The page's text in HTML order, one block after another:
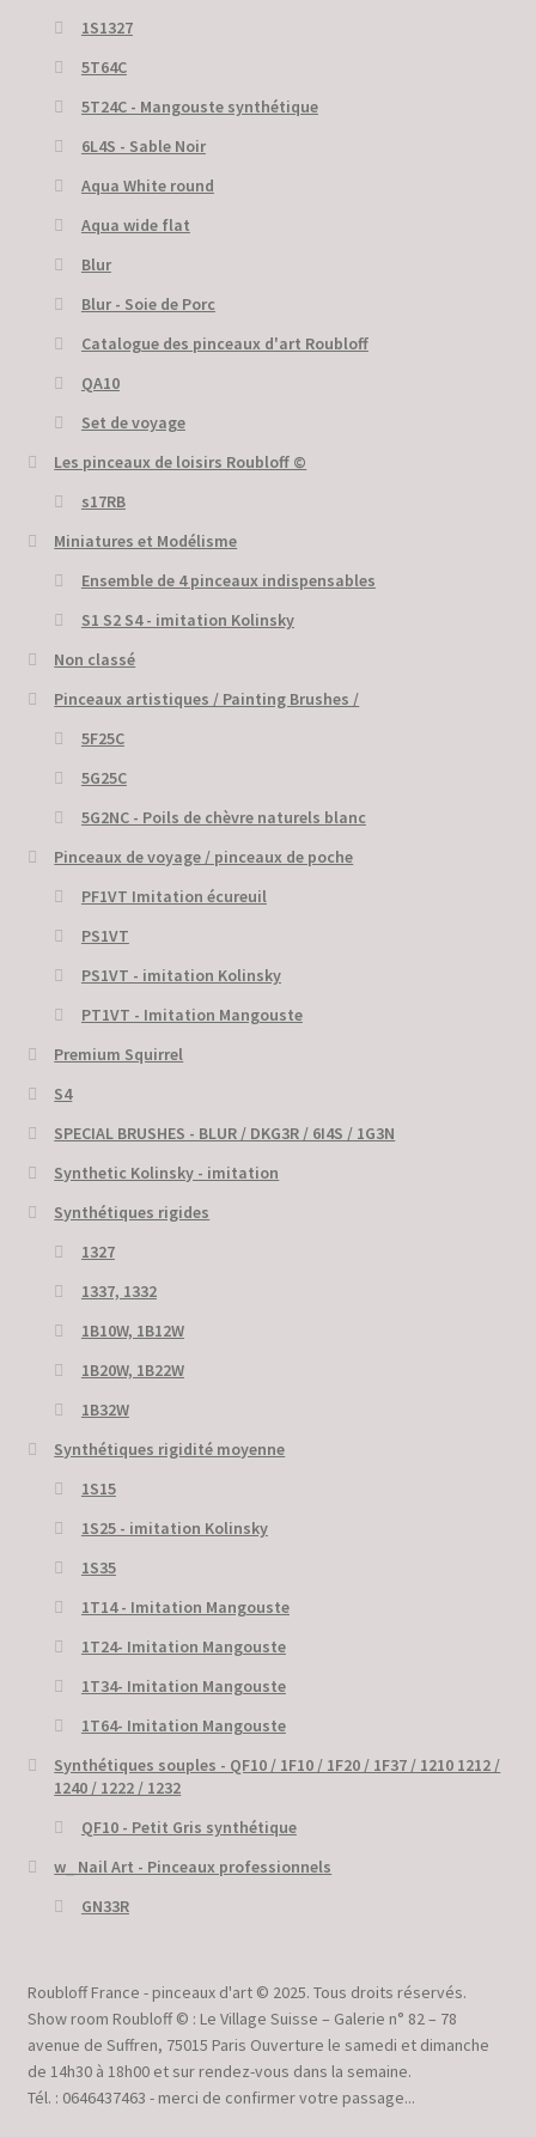
1S1327
5T64C
5Т24С - Mangouste synthétique
6L4S - Sable Noir
Aqua White round
Aqua wide flat
Blur
Blur - Soie de Porc
Catalogue des pinceaux d'art Roubloff
QA10
Set de voyage
Les pinceaux de loisirs Roubloff ©
s17RB
Miniatures et Modélisme
Ensemble de 4 pinceaux indispensables
S1 S2 S4 - imitation Kolinsky
Non classé
Pinceaux artistiques / Painting Brushes /
5F25C
5G25C
5G2NC - Poils de chèvre naturels blanc
Pinceaux de voyage / pinceaux de poche
PF1VT Imitation écureuil
PS1VT
PS1VT - imitation Kolinsky
PT1VT - Imitation Mangouste
Premium Squirrel
S4
SPECIAL BRUSHES - BLUR / DKG3R / 6I4S / 1G3N
Synthetic Kolinsky - imitation
Synthétiques rigides
1327
1337, 1332
1B10W, 1B12W
1B20W, 1B22W
1B32W
Synthétiques rigidité moyenne
1S15
1S25 - imitation Kolinsky
1S35
1T14 - Imitation Mangouste
1T24- Imitation Mangouste
1T34- Imitation Mangouste
1T64- Imitation Mangouste
Synthétiques souples - QF10 / 1F10 / 1F20 / 1F37 / 1210 1212 /
1240 / 1222 / 1232
QF10 - Petit Gris synthétique
w_ Nail Art - Pinceaux professionnels
GN33R
Roubloff France - pinceaux d'art © 2025. Tous droits réservés.
Show room Roubloff © : Le Village Suisse – Galerie n° 82 – 78
avenue de Suffren, 75015 Paris Ouverture le samedi et dimanche
de 14h30 à 18h00 et sur rendez-vous dans la semaine.
Tél. : 0646437463 - merci de confirmer votre passage...